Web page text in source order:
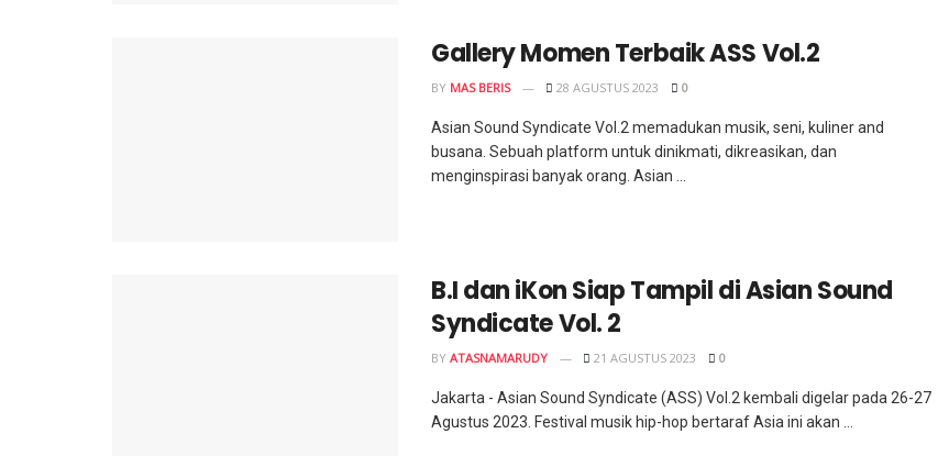
Gallery Momen Terbaik ASS Vol.2
BY MAS BERIS 28 AGUSTUS 2023 0
Asian Sound Syndicate Vol.2 memadukan musik, seni, kuliner and
busana. Sebuah platform untuk dinikmati, dikreasikan, dan
menginspirasi banyak orang. Asian ...
B.I dan iKon Siap Tampil di Asian Sound
Syndicate Vol. 2
BY ATASNAMARUDY 21 AGUSTUS 2023 0
Jakarta - Asian Sound Syndicate (ASS) Vol.2 kembali digelar pada 26-27
Agustus 2023. Festival musik hip-hop bertaraf Asia ini akan ...